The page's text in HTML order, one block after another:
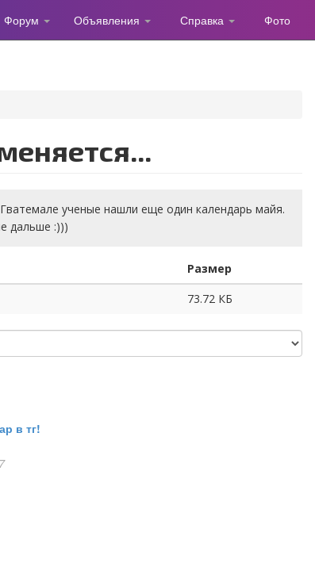
Форум Объявления Справка Фото
ученые нашли еще один календарь майя.
дальше :)))
Размер
73.72 КБ
в тг!